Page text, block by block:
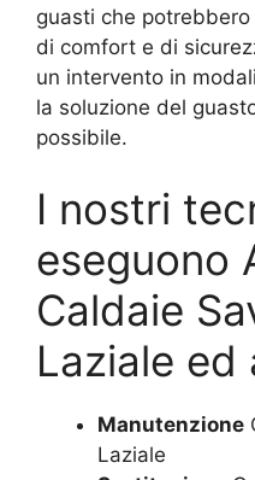
guasti che
di comfort e di
un intervento in
la soluzione del
possibile.
I nostri
eseguono
Caldaie
Laziale ed
Manutenzione
Laziale